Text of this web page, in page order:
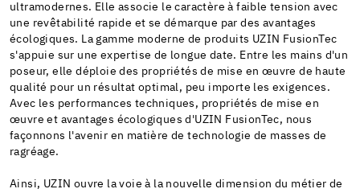
ultramodernes. Elle associe le caractère à faible tension avec
une revêtabilité rapide et se démarque par des avantages
écologiques. La gamme moderne de produits UZIN FusionTec
s'appuie sur une expertise de longue date. Entre les mains d'un
poseur, elle déploie des propriétés de mise en œuvre de haute
qualité pour un résultat optimal, peu importe les exigences.
Avec les performances techniques, propriétés de mise en
œuvre et avantages écologiques d'UZIN FusionTec, nous
façonnons l'avenir en matière de technologie de masses de
ragréage.
Ainsi, UZIN ouvre la voie à la nouvelle dimension du métier de